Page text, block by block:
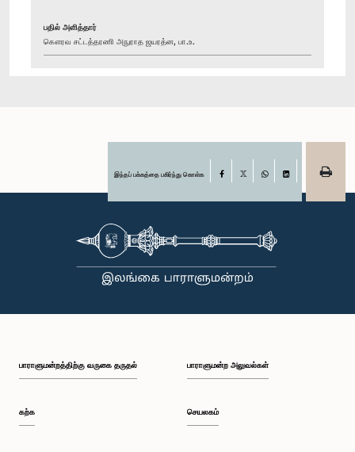
பதில் அளித்தார்
கௌரவ சட்டத்தரணி அநுராத ஜயரத்ன, பா.உ.
இந்தப் பக்கத்தை பகிர்ந்து கொள்க Facebook
பாராளுமன்றத்திற்கு வருகை தருதல்
கற்க
பாராளுமன்ற அலுவல்கள்
செயலகம்